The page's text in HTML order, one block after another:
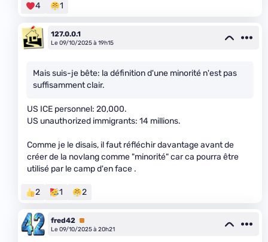
4 1
127.0.0.1
Le 09/10/2025 à 19h15
Mais suis-je bête: la définition d'une minorité n'est pas
suffisamment clair.
US ICE personnel: 20,000.
US unauthorized immigrants: 14 millions.
Comme je le disais, il faut réfléchir davantage avant de
créer de la novlang comme "minorité" car ca pourra être
utilisé par le camp d'en face .
2 1 2
fred42 Premium
Le 09/10/2025 à 20h21